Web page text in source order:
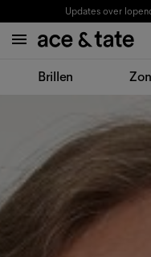
Updates over
Brillen